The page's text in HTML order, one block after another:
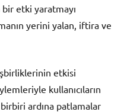
bir etki yaratmayı
yerini yalan, iftira ve
etkisi
kullanıcıların
ardına patlamalar